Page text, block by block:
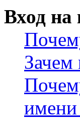
Вход на
Зачем
имени